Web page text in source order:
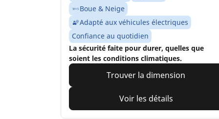
Boue & Neige
Adapté aux véhicules électriques
Confiance au quotidien
La sécurité faite pour durer, quelles que
soient les conditions climatiques.
Trouver la dimension
Voir les détails